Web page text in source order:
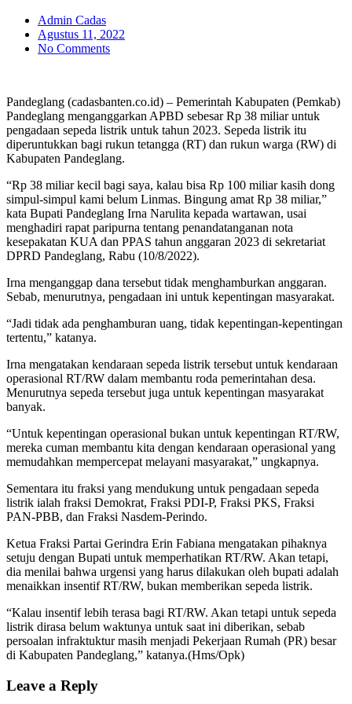
Admin Cadas
Agustus 11, 2022
No Comments
Pandeglang (cadasbanten.co.id) – Pemerintah Kabupaten (Pemkab)
Pandeglang menganggarkan APBD sebesar Rp 38 miliar untuk
pengadaan sepeda listrik untuk tahun 2023. Sepeda listrik itu
diperuntukkan bagi rukun tetangga (RT) dan rukun warga (RW) di
Kabupaten Pandeglang.
“Rp 38 miliar kecil bagi saya, kalau bisa Rp 100 miliar kasih dong
simpul-simpul kami belum Linmas. Bingung amat Rp 38 miliar,”
kata Bupati Pandeglang Irna Narulita kepada wartawan, usai
menghadiri rapat paripurna tentang penandatanganan nota
kesepakatan KUA dan PPAS tahun anggaran 2023 di sekretariat
DPRD Pandeglang, Rabu (10/8/2022).
Irna menganggap dana tersebut tidak menghamburkan anggaran.
Sebab, menurutnya, pengadaan ini untuk kepentingan masyarakat.
“Jadi tidak ada penghamburan uang, tidak kepentingan-kepentingan
tertentu,” katanya.
Irna mengatakan kendaraan sepeda listrik tersebut untuk kendaraan
operasional RT/RW dalam membantu roda pemerintahan desa.
Menurutnya sepeda tersebut juga untuk kepentingan masyarakat
banyak.
“Untuk kepentingan operasional bukan untuk kepentingan RT/RW,
mereka cuman membantu kita dengan kendaraan operasional yang
memudahkan mempercepat melayani masyarakat,” ungkapnya.
Sementara itu fraksi yang mendukung untuk pengadaan sepeda
listrik ialah fraksi Demokrat, Fraksi PDI-P, Fraksi PKS, Fraksi
PAN-PBB, dan Fraksi Nasdem-Perindo.
Ketua Fraksi Partai Gerindra Erin Fabiana mengatakan pihaknya
setuju dengan Bupati untuk memperhatikan RT/RW. Akan tetapi,
dia menilai bahwa urgensi yang harus dilakukan oleh bupati adalah
menaikkan insentif RT/RW, bukan memberikan sepeda listrik.
“Kalau insentif lebih terasa bagi RT/RW. Akan tetapi untuk sepeda
listrik dirasa belum waktunya untuk saat ini diberikan, sebab
persoalan infraktuktur masih menjadi Pekerjaan Rumah (PR) besar
di Kabupaten Pandeglang,” katanya.(Hms/Opk)
Leave a Reply